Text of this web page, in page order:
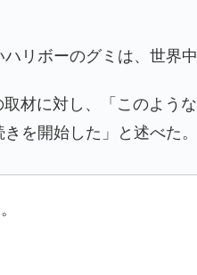
リボーのグミは、世界
材に対し、「このよう
を開始した」と述べた。